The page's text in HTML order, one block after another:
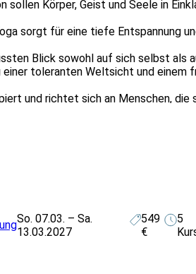
Körper, Geist und Seele in
sorgt für eine tiefe Entspannung
Blick sowohl auf sich selbst als
toleranten Weltsicht und einem
und richtet sich an Menschen, die
zurückziehen wollen und in der
Studien eine
kann sich durch die
Woche auf das eigene
mitnehmen wollen.
dient dieser Bildungsurlaub
So. 07.03. – Sa.
13.03.2027
549
€
5